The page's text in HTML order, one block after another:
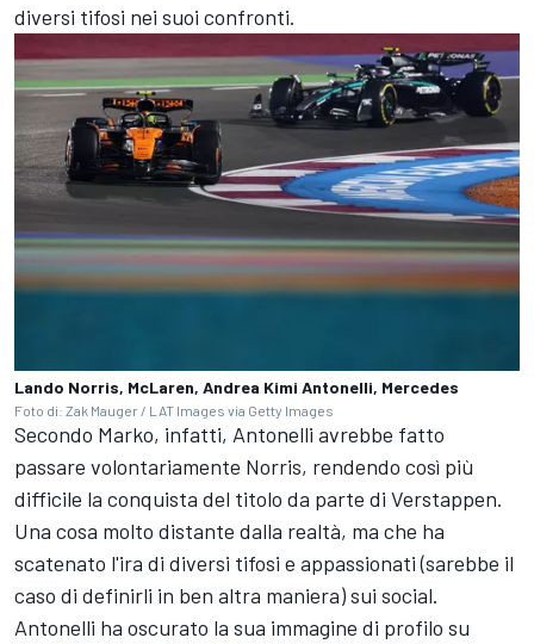
diversi tifosi nei suoi confronti.
Lando Norris, McLaren, Andrea Kimi Antonelli, Mercedes
Foto di: Zak Mauger / LAT Images via Getty Images
Secondo Marko, infatti, Antonelli avrebbe fatto
passare volontariamente Norris, rendendo così più
difficile la conquista del titolo da parte di Verstappen.
Una cosa molto distante dalla realtà, ma che ha
scatenato l'ira di diversi tifosi e appassionati (sarebbe il
caso di definirli in ben altra maniera) sui social.
Antonelli ha oscurato la sua immagine di profilo su